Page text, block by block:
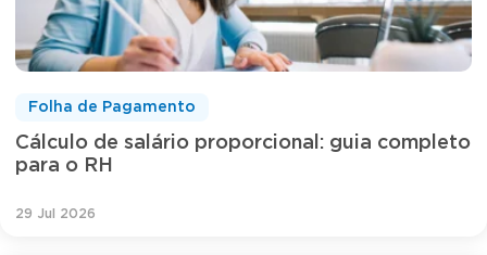
Cálculo de salário proporcional: guia completo
para o RH
Folha de Pagamento
29 Jul 2026